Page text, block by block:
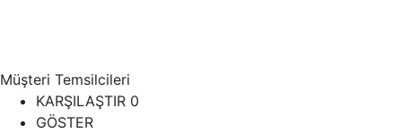
Müşteri Temsilcileri
KARŞILAŞTIR 0
GÖSTER